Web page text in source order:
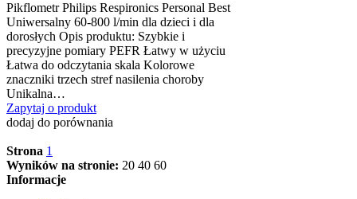
Pikflometr Philips Respironics Personal Best
Uniwersalny 60-800 l/min dla dzieci i dla
dorosłych Opis produktu: Szybkie i
precyzyjne pomiary PEFR Łatwy w użyciu
Łatwa do odczytania skala Kolorowe
znaczniki trzech stref nasilenia choroby
Unikalna…
Zapytaj o produkt
dodaj do porównania
Strona 1
Wyników na stronie: 20 40 60
Informacje